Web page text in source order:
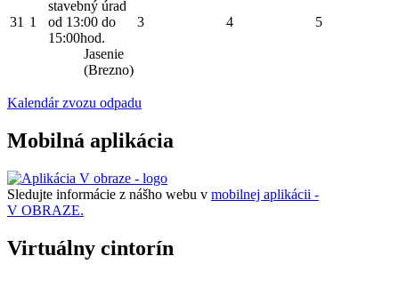
31 1
stavebný úrad
od 13:00 do
15:00hod.
Jasenie
(Brezno)
3 4 5
Kalendár zvozu odpadu
Mobilná aplikácia
Sledujte informácie z nášho webu v mobilnej aplikácii -
V OBRAZE.
Virtuálny cintorín